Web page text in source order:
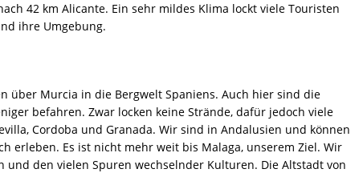
42 km Alicante. Ein sehr mildes Klima lockt viele Touristen
ihre Umgebung.
über Murcia in die Bergwelt Spaniens. Auch hier sind die
befahren. Zwar locken keine Strände, dafür jedoch viele
Cordoba und Granada. Wir sind in Andalusien und können
erleben. Es ist nicht mehr weit bis Malaga, unserem Ziel. Wir
den vielen Spuren wechselnder Kulturen. Die Altstadt von